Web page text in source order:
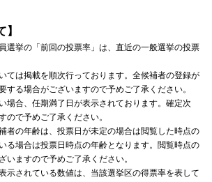
】
選挙の「前回の投票率」は、直近の一般選挙の投票
ては掲載を順次行っております。全候補者の登録が
する場合がございますので予めご了承ください。
場合、任期満了日が表示されております。確定次
ので予めご了承ください。
者の年齢は、投票日が未定の場合は閲覧した時点の
る場合は投票日時点の年齢となります。閲覧時点の
いますので予めご了承ください。
示されている数値は、当該選挙区の得票率を表して